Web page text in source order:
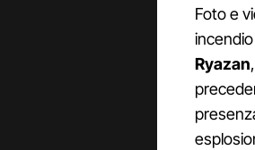
Foto e
Ryazan